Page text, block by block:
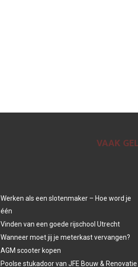
VAAK
Werken als een slotenmaker – Hoe word je
één
Vinden van een goede rijschool Utrecht
Wanneer moet jij je meterkast vervangen?
AGM scooter kopen
Poolse stukadoor van JFE Bouw & Renovatie